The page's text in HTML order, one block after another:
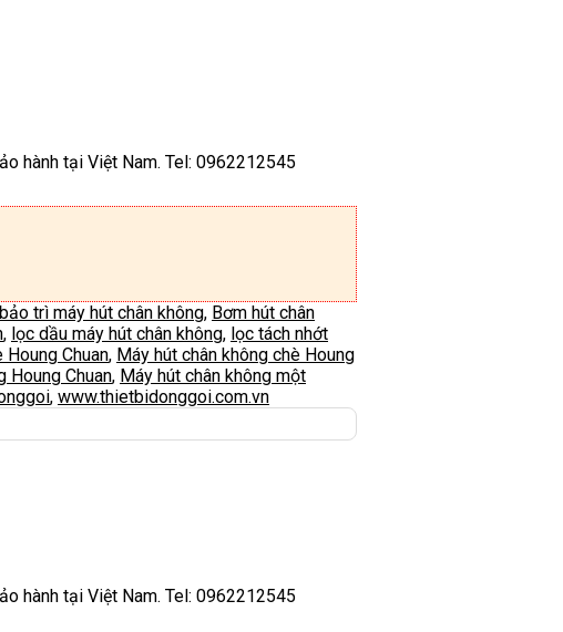
hành tại Việt Nam. Tel: 0962212545
bảo trì máy hút chân không, Bơm hút chân
, lọc dầu máy hút chân không, lọc tách nhớt
Houng Chuan, Máy hút chân không chè Houng
Houng Chuan, Máy hút chân không một
, www.thietbidonggoi.com.vn
hành tại Việt Nam. Tel: 0962212545